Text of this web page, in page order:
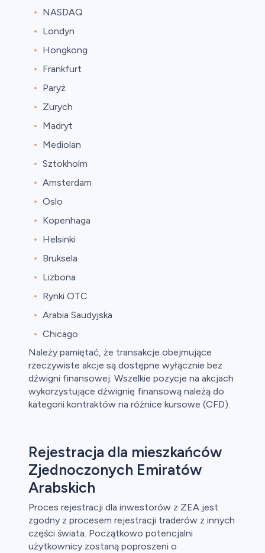
NASDAQ
Londyn
Hongkong
Frankfurt
Paryż
Zurych
Madryt
Mediolan
Sztokholm
Amsterdam
Oslo
Kopenhaga
Helsinki
Bruksela
Lizbona
Rynki OTC
Arabia Saudyjska
Chicago
Należy pamiętać, że transakcje obejmujące
rzeczywiste akcje są dostępne wyłącznie bez
dźwigni finansowej. Wszelkie pozycje na akcjach
wykorzystujące dźwignię finansową należą do
kategorii kontraktów na różnice kursowe (CFD).
Rejestracja dla mieszkańców
Zjednoczonych Emiratów
Arabskich
Proces rejestracji dla inwestorów z ZEA jest
zgodny z procesem rejestracji traderów z innych
części świata. Początkowo potencjalni
użytkownicy zostaną poproszeni o